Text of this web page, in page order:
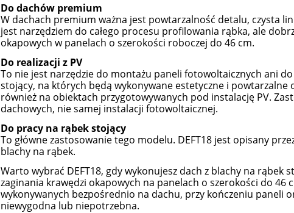
Do dachów premium
W dachach premium ważna jest powtarzalność detalu, czysta
jest narzędziem do całego procesu profilowania rąbka, ale
okapowych w panelach o szerokości roboczej do 46 cm.
Do realizacji z PV
To nie jest narzędzie do montażu paneli fotowoltaicznych ani
stojący, na których będą wykonywane estetyczne i
również na obiektach przygotowywanych pod instalację PV.
dachowych, nie samej instalacji fotowoltaicznej.
Do pracy na rąbek stojący
To główne zastosowanie tego modelu. DEFT18 jest opisany
blachy na rąbek.
Warto wybrać DEFT18, gdy wykonujesz dach z blachy na
zaginania krawędzi okapowych na panelach o szerokości do 46
wykonywanych bezpośrednio na dachu, przy kończeniu paneli
niewygodna lub niepotrzebna.